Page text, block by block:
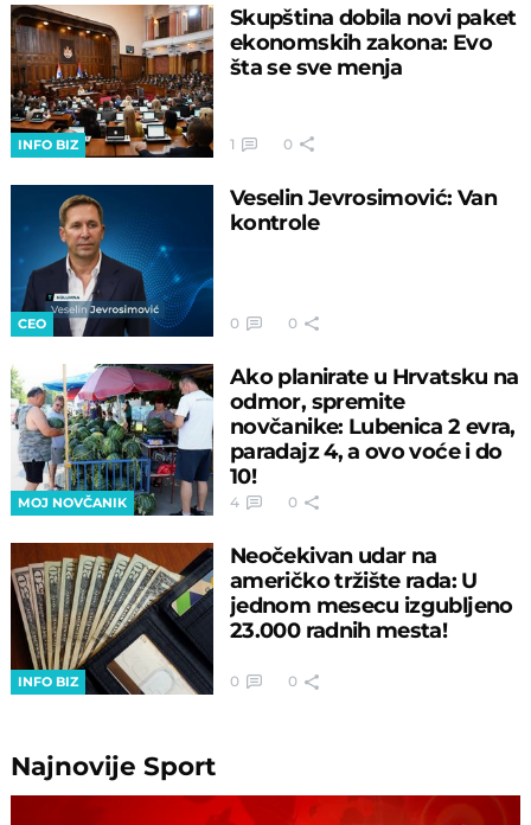
INFO BIZ
Skupština dobila novi paket
ekonomskih zakona: Evo
šta se sve menja
1 0
CEO
Veselin Jevrosimović: Van
kontrole
0 0
MOJ NOVČANIK
Ako planirate u Hrvatsku na
odmor, spremite
novčanike: Lubenica 2 evra,
paradajz 4, a ovo voće i do
10!
4 0
INFO BIZ
Neočekivan udar na
američko tržište rada: U
jednom mesecu izgubljeno
23.000 radnih mesta!
0 0
NajnovijeSport